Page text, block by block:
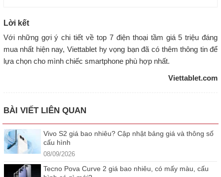
Lời kết
Với những gợi ý chi tiết về top 7 điện thoại tầm giá 5 triệu đáng
mua nhất hiện nay, Viettablet hy vọng bạn đã có thêm thông tin để
lựa chọn cho mình chiếc smartphone phù hợp nhất.
Viettablet.com
BÀI VIẾT LIÊN QUAN
Vivo S2 giá bao nhiêu? Cập nhật bảng giá và thông số
cấu hình
08/09/2026
Tecno Pova Curve 2 giá bao nhiêu, có mấy màu, cấu